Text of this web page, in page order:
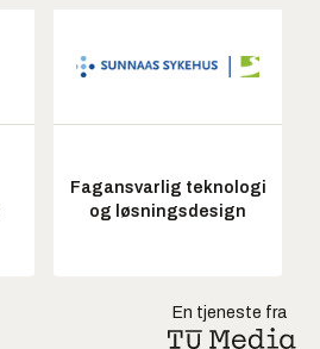
Fagansvarlig teknologi
og løsningsdesign
En tjeneste fra